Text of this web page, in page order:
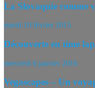
La Slovaquie comme
mardi 10 février 2015
Découverte en time
mercredi 6 janvier 2016
Vegascapes – Un